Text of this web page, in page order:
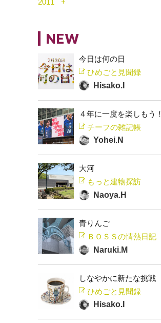
2011
NEW
今日は何の日
ひめごと見聞録
Hisako.I
４年に一度を楽しもう！
チーフの雑記帳
Yohei.N
大河
もっと建物探訪
Naoya.H
青りんご
ＢＯＳＳの情熱日記
Naruki.M
しなやかに新たな挑戦
ひめごと見聞録
Hisako.I